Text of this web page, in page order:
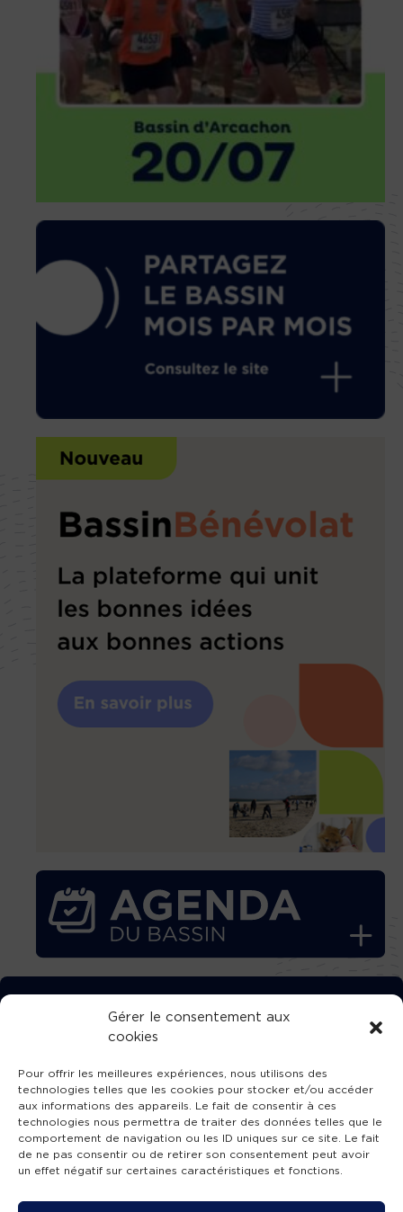
Gérer le consentement aux
cookies
Pour offrir les meilleures expériences, nous utilisons des
technologies telles que les cookies pour stocker et/ou accéder
aux informations des appareils. Le fait de consentir à ces
technologies nous permettra de traiter des données telles que le
comportement de navigation ou les ID uniques sur ce site. Le fait
de ne pas consentir ou de retirer son consentement peut avoir
un effet négatif sur certaines caractéristiques et fonctions.
TÉLÉCHARGEZ GRATUITEMENT
L’APPLICATION TVBA !
SUIVEZ-NOUS !